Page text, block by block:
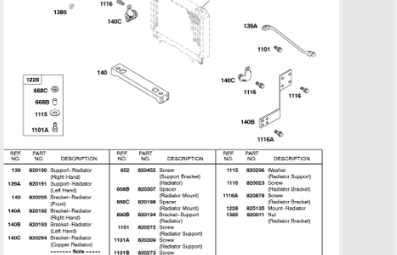
19 Электрический стартер
0.8KW 580447-0115-E2
Увеличить